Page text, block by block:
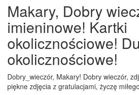
Makary, Dobry
imieninowe! Kartki
okolicznościowe!
okolicznościowe!
Dobry_wieczór, Makary! Dobry wieczór,
piękne zdjęcia z gratulacjami, życzę